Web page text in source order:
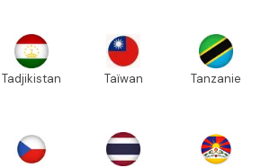
Tadjikistan Taïwan Tanzanie